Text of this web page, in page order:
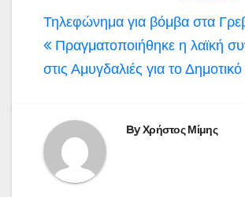
Πλοήγηση
άρθρων
Τηλεφώνημα για βόμβα στα
Πραγματοποιήθηκε η λαϊκή
στις Αμυγδαλιές για το
ByΧρήστος Μίμης